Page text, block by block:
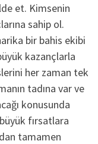
et. Kimsenin
sahip ol.
bir bahis ekibi
kazançlarla
her zaman tek
tadına var ve
konusunda
fırsatlara
tamamen